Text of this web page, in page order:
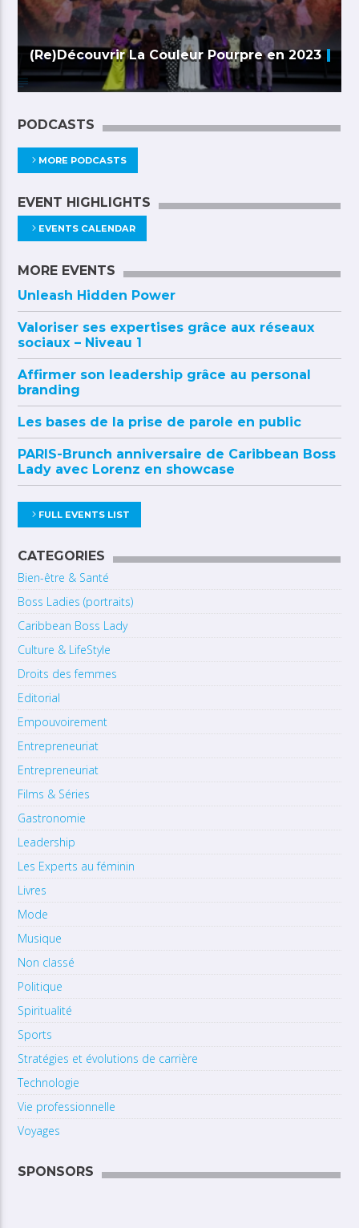
(Re)Découvrir La Couleur Pourpre en 2023
PODCASTS
MORE PODCASTS
EVENT HIGHLIGHTS
EVENTS CALENDAR
MORE EVENTS
Unleash Hidden Power
Valoriser ses expertises grâce aux réseaux
sociaux – Niveau 1
Affirmer son leadership grâce au personal
branding
Les bases de la prise de parole en public
PARIS-Brunch anniversaire de Caribbean Boss
Lady avec Lorenz en showcase
FULL EVENTS LIST
CATEGORIES
Bien-être & Santé
Boss Ladies (portraits)
Caribbean Boss Lady
Culture & LifeStyle
Droits des femmes
Editorial
Empouvoirement
Entrepreneuriat
Entrepreneuriat
Films & Séries
Gastronomie
Leadership
Les Experts au féminin
Livres
Mode
Musique
Non classé
Politique
Spiritualité
Sports
Stratégies et évolutions de carrière
Technologie
Vie professionnelle
Voyages
SPONSORS